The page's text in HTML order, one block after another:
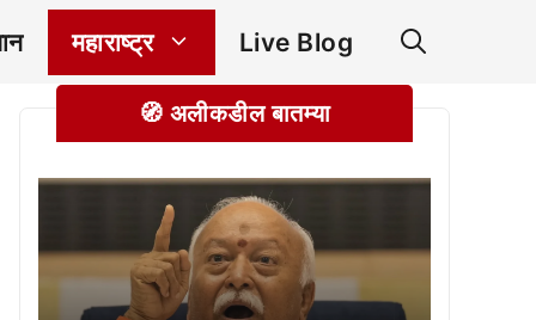
महाराष्ट्र Live Blog
🧭 अलीकडील बातम्या